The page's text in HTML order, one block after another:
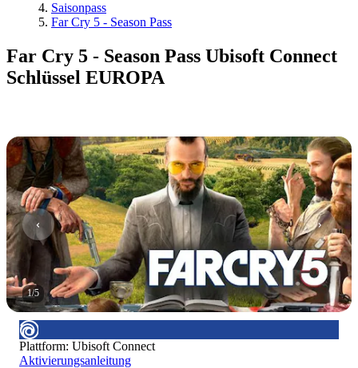
Saisonpass
Far Cry 5 - Season Pass
Far Cry 5 - Season Pass Ubisoft Connect
Schlüssel EUROPA
1/5
Plattform: Ubisoft Connect
Aktivierungsanleitung